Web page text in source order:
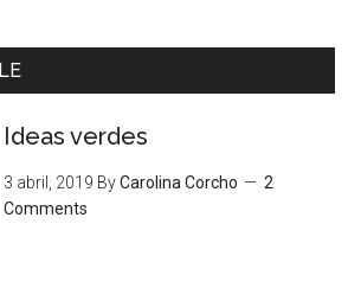
Ideas verdes
3 abril, 2019 ByCarolina Corcho
2
Comments